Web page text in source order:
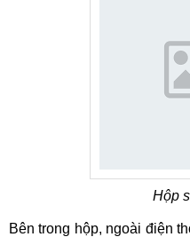
Hộp
Bên trong hộp, ngoài điện